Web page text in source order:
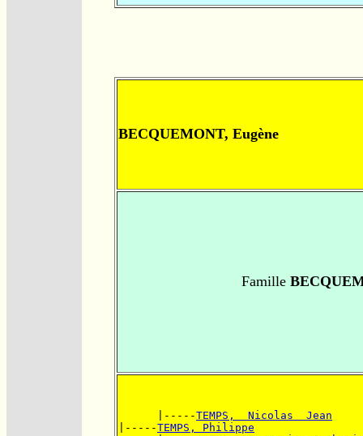
BECQUEMONT, Eugène
Famille
      |-----
TEMPS,  Nicolas  Jean
|-----TEMPS, Philippe